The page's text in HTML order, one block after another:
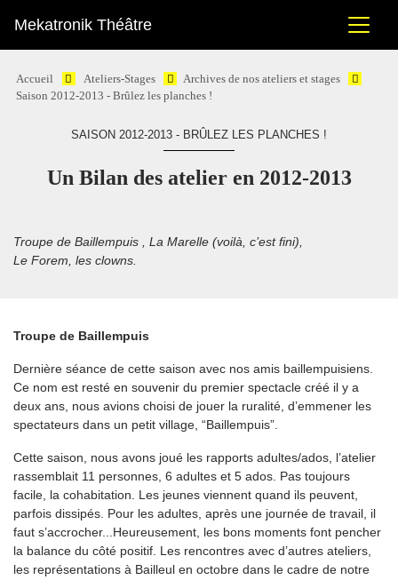
Mekatronik Théâtre
Accueil Ateliers-Stages
Archives de nos ateliers et stages
Saison 2012-2013 - Brûlez les planches !
SAISON 2012-2013 - BRÛLEZ LES PLANCHES !
Un Bilan des atelier en 2012-2013
Troupe de Baillempuis , La Marelle (voilà, c’est fini),
Le Forem, les clowns.
Troupe de Baillempuis
Dernière séance de cette saison avec nos amis baillempuisiens.
Ce nom est resté en souvenir du premier spectacle créé il y a
deux ans, nous avions choisi de jouer la ruralité, d’emmener les
spectateurs dans un petit village, “Baillempuis”.
Cette saison, nous avons joué les rapports adultes/ados, l’atelier
rassemblait 11 personnes, 6 adultes et 5 ados. Pas toujours
facile, la cohabitation. Les jeunes viennent quand ils peuvent,
parfois dissipés. Pour les adultes, après une journée de travail, il
faut s’accrocher...Heureusement, les bons moments font pencher
la balance du côté positif. Les rencontres avec d’autres ateliers,
les représentations à Bailleul en octobre dans le cadre de notre